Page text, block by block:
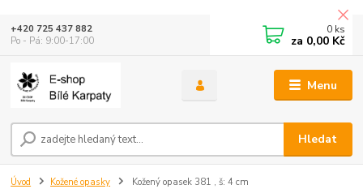
Menu
Hledat
+420 725 437 882
Po - Pá: 9:00-17:00
0 ks
za 0,00 Kč
Úvod Kožené opasky Kožený opasek 381 , š: 4 cm